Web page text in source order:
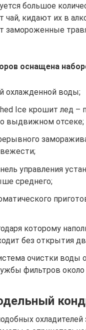
большое
кидают их в
замороженные
оснащена
охлажденной воды;
Ice крошит лед –
выдвижном отсеке;
управления
среднего;
которому
без открытия
очистки воды
фильтров около